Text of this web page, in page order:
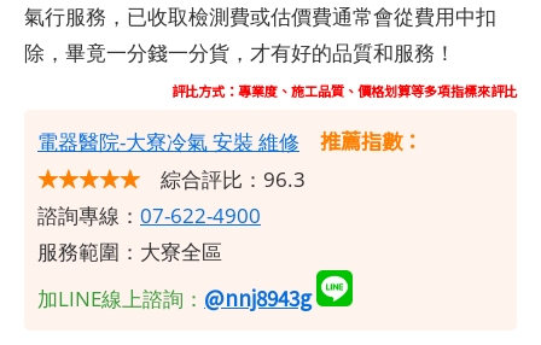
氣行服務，已收取檢測費或估價費通常會從費用中扣
除，畢竟一分錢一分貨，才有好的品質和服務！
評比方式：專業度、施工品質、價格划算等多項指標來評比
電器醫院-大寮冷氣 安裝 維修
推薦指數：
★★★★★
綜合評比：96.3
諮詢專線： 07-622-4900
服務範圍：大寮全區
加LINE線上諮詢： @nnj8943g